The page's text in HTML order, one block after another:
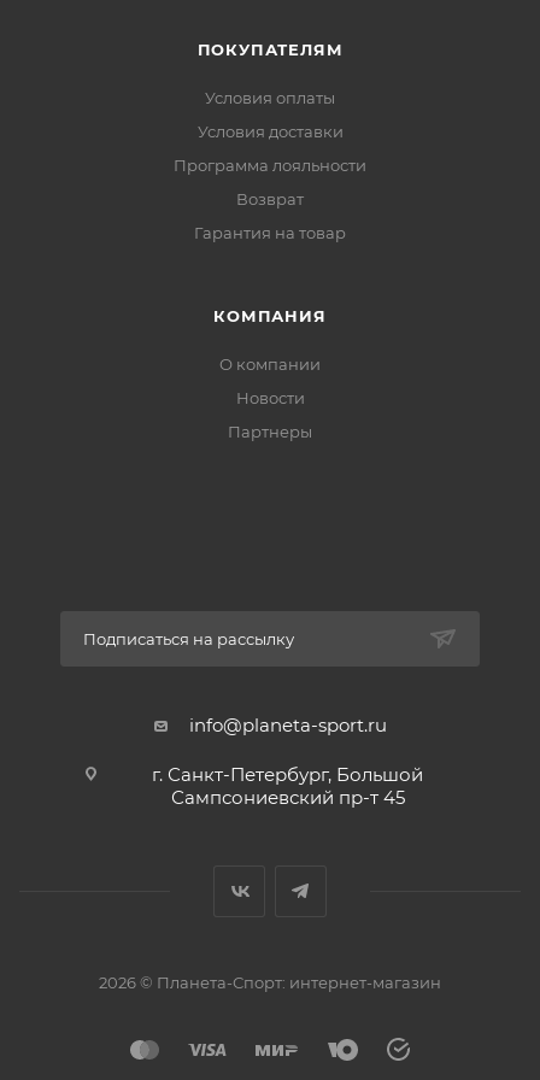
дополнительная вентиляция. В области спины, с
Рассчитана на температурный режим от 0 до -25
ПОКУПАТЕЛЯМ
Условия оплаты
Условия доставки
Программа лояльности
Возврат
Гарантия на товар
КОМПАНИЯ
О компании
Новости
Партнеры
Подписаться на рассылку
info@planeta-sport.ru
г. Санкт-Петербург, Большой
Сампсониевский пр-т 45
2026 © Планета-Спорт: интернет-магазин